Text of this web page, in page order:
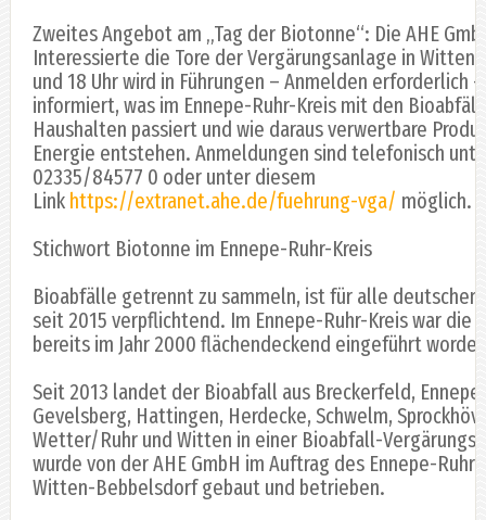
Zweites Angebot am „Tag der Biotonne“: Die AHE
Interessierte die Tore der Vergärungsanlage in Witten.
und 18 Uhr wird in Führungen – Anmelden erforderlich
informiert, was im Ennepe-Ruhr-Kreis mit den
Haushalten passiert und wie daraus verwertbare
Energie entstehen. Anmeldungen sind telefonisch
02335/84577 0 oder unter diesem
Link https://extranet.ahe.de/fuehrung-vga/ möglich.
Stichwort Biotonne im Ennepe-Ruhr-Kreis
Bioabfälle getrennt zu sammeln, ist für alle deutschen
seit 2015 verpflichtend. Im Ennepe-Ruhr-Kreis war die
bereits im Jahr 2000 flächendeckend eingeführt
Seit 2013 landet der Bioabfall aus Breckerfeld,
Gevelsberg, Hattingen, Herdecke, Schwelm,
Wetter/Ruhr und Witten in einer Bioabfall-
wurde von der AHE GmbH im Auftrag des Ennepe-
Witten-Bebbelsdorf gebaut und betrieben.